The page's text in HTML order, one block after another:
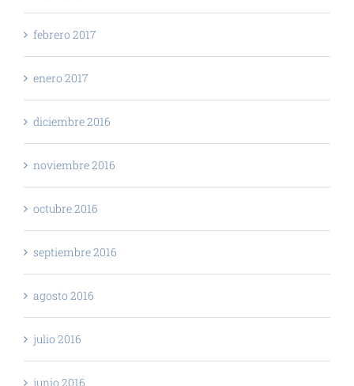
febrero 2017
enero 2017
diciembre 2016
noviembre 2016
octubre 2016
septiembre 2016
agosto 2016
julio 2016
junio 2016